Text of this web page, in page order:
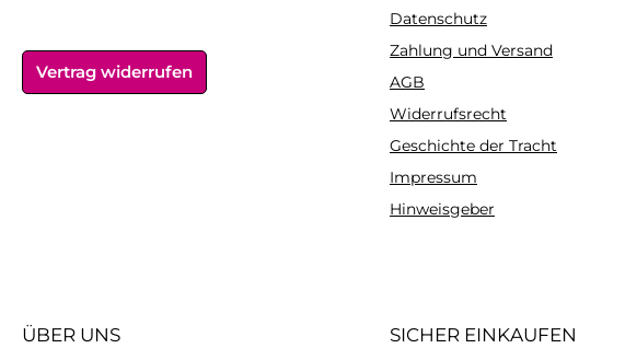
Vertrag widerrufen
Datenschutz
Zahlung und Versand
AGB
Widerrufsrecht
Geschichte der Tracht
Impressum
Hinweisgeber
ÜBER UNS SICHER EINKAUFEN